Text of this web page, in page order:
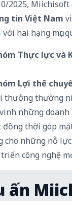
2025,
tin Việt Nam
với hai hạng mục
Thực lực và
Lợi thế
thưởng thường
những
thời góp
cho những nỗ
công nghệ
ấn